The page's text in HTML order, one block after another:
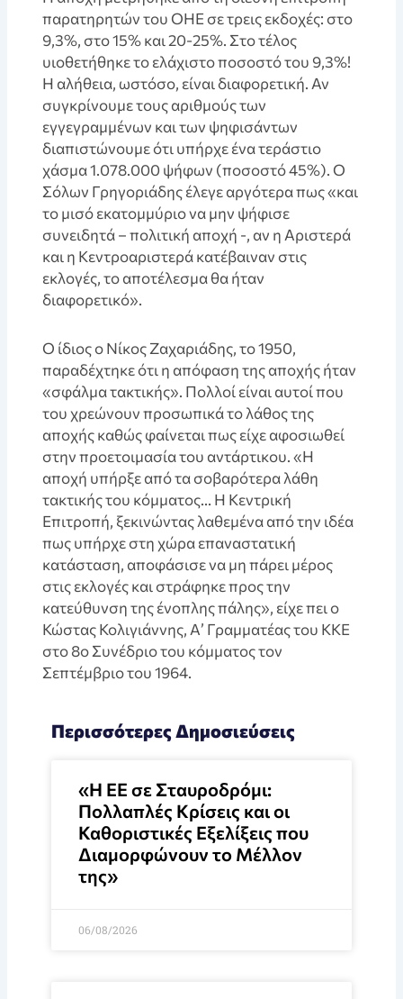
παρατηρητών του ΟΗΕ σε τρεις εκδοχές: στο
9,3%, στο 15% και 20-25%. Στο τέλος
υιοθετήθηκε το ελάχιστο ποσοστό του 9,3%!
Η αλήθεια, ωστόσο, είναι διαφορετική. Αν
συγκρίνουμε τους αριθμούς των
εγγεγραμμένων και των ψηφισάντων
διαπιστώνουμε ότι υπήρχε ένα τεράστιο
χάσμα 1.078.000 ψήφων (ποσοστό 45%). Ο
Σόλων Γρηγοριάδης έλεγε αργότερα πως «και
το μισό εκατομμύριο να μην ψήφισε
συνειδητά – πολιτική αποχή -, αν η Αριστερά
και η Κεντροαριστερά κατέβαιναν στις
εκλογές, το αποτέλεσμα θα ήταν
διαφορετικό».
Ο ίδιος ο Νίκος Ζαχαριάδης, το 1950,
παραδέχτηκε ότι η απόφαση της αποχής ήταν
«σφάλμα τακτικής». Πολλοί είναι αυτοί που
του χρεώνουν προσωπικά το λάθος της
αποχής καθώς φαίνεται πως είχε αφοσιωθεί
στην προετοιμασία του αντάρτικου. «Η
αποχή υπήρξε από τα σοβαρότερα λάθη
τακτικής του κόμματος… Η Κεντρική
Επιτροπή, ξεκινώντας λαθεμένα από την ιδέα
πως υπήρχε στη χώρα επαναστατική
κατάσταση, αποφάσισε να μη πάρει μέρος
στις εκλογές και στράφηκε προς την
κατεύθυνση της ένοπλης πάλης», είχε πει ο
Κώστας Κολιγιάννης, Α’ Γραμματέας του ΚΚΕ
στο 8ο Συνέδριο του κόμματος τον
Σεπτέμβριο του 1964.
Περισσότερες Δημοσιεύσεις
«Η ΕΕ σε Σταυροδρόμι:
Πολλαπλές Κρίσεις και οι
Καθοριστικές Εξελίξεις που
Διαμορφώνουν το Μέλλον
της»
06/08/2026